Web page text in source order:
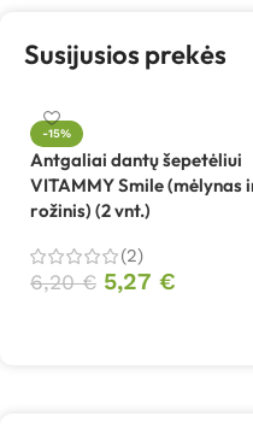
Susijusios prekės
-15%
Antgaliai dantų šepetėliui
VITAMMY Smile (mėlynas
rožinis) (2 vnt.)
(2)
6,20€ 5,27 €